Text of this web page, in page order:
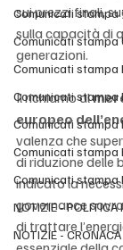
Comunicati stampa
Comunicati stampa
Comunicati stampa
Comunicati stampa
Comunicati stampa
Comunicati
Comunicati
NOTIZIE - POLITICA
NOTIZIE - CRONACA
sui prezzi finali,
sulla capacità di
generazioni.
Il richiamo al
europeo
valenza che
di riduzione delle
indicato la
governance
di trattare